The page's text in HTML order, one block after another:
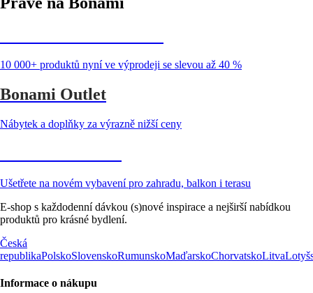
10 000+ produktů nyní ve výprodeji se slevou až 40 %
Bonami Outlet
Nábytek a doplňky za výrazně nižší ceny
Ušetřete na novém vybavení pro zahradu, balkon i terasu
E-shop s každodenní dávkou (s)nové inspirace a nejširší nabídkou
produktů pro krásné bydlení.
Česká
republikaPolskoSlovenskoRumunskoMaďarskoChorvatskoLitva
Informace o nákupu